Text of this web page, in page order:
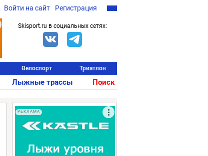
Войти на сайт Регистрация
Skisport.ru в социальных сетях:
Велоспорт Триатлон
Лыжные трассы Поиск
РЕКЛАМА